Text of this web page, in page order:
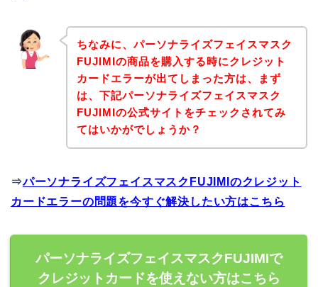
ちなみに、パーソナライズフェイスマスク
FUJIMIの商品を購入する時にクレジット
カードエラーが出てしまった方は、まず
は、下記パーソナライズフェイスマスク
FUJIMIの公式サイトをチェックされてみ
てはいかがでしょうか？
⇒パーソナライズフェイスマスクFUJIMIのクレジット
カードエラーの問題を今すぐ解決したい方はこちら
パーソナライズフェイスマスクFUJIMIで
クレジットカードを使えない方はこちら